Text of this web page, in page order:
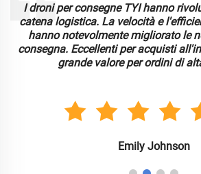
I droni per consegne TYI hanno
catena logistica. La velocità e
hanno notevolmente migliorato le
consegna. Eccellenti per acquisti
grande valore per ordini di
Emily Johnson